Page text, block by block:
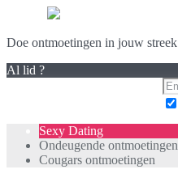
Doe ontmoetingen in jouw streek
Al lid ?
Sexy Dating
Ondeugende ontmoetingen
Cougars ontmoetingen